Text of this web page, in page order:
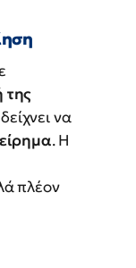
της
να
. Η
πλέον